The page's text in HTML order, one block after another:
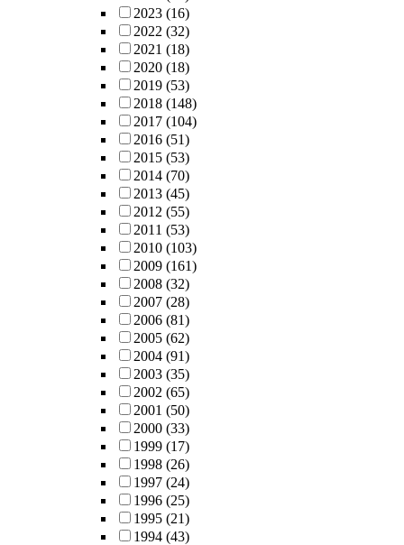
2023 (16)
2022 (32)
2021 (18)
2020 (18)
2019 (53)
2018 (148)
2017 (104)
2016 (51)
2015 (53)
2014 (70)
2013 (45)
2012 (55)
2011 (53)
2010 (103)
2009 (161)
2008 (32)
2007 (28)
2006 (81)
2005 (62)
2004 (91)
2003 (35)
2002 (65)
2001 (50)
2000 (33)
1999 (17)
1998 (26)
1997 (24)
1996 (25)
1995 (21)
1994 (43)